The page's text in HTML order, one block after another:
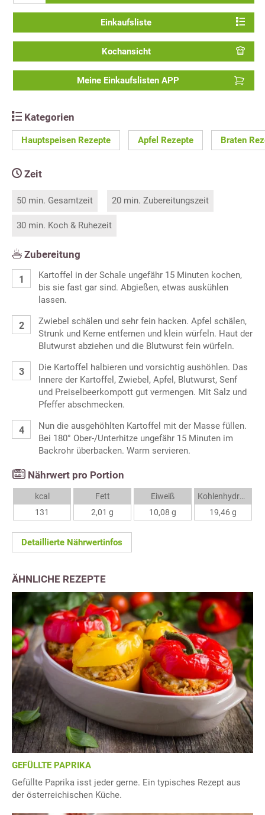
Einkaufsliste
Kochansicht
Meine Einkaufslisten APP
Kategorien
Hauptspeisen Rezepte Apfel Rezepte Braten
Zeit
50 min. Gesamtzeit 20 min. Zubereitungszeit
30 min. Koch & Ruhezeit
Zubereitung
Kartoffel in der Schale ungefähr 15 Minuten kochen,
bis sie fast gar sind. Abgießen, etwas auskühlen
lassen.
Zwiebel schälen und sehr fein hacken. Apfel schälen,
Strunk und Kerne entfernen und klein würfeln. Haut der
Blutwurst abziehen und die Blutwurst fein würfeln.
Die Kartoffel halbieren und vorsichtig aushöhlen. Das
Innere der Kartoffel, Zwiebel, Apfel, Blutwurst, Senf
und Preiselbeerkompott gut vermengen. Mit Salz und
Pfeffer abschmecken.
Nun die ausgehöhlten Kartoffel mit der Masse füllen.
Bei 180° Ober-/Unterhitze ungefähr 15 Minuten im
Backrohr überbacken. Warm servieren.
Nährwert pro Portion
kcal
131
Fett
2,01 g
Eiweiß
10,08 g
Kohlenhydrate
19,46 g
Detaillierte Nährwertinfos
ÄHNLICHE REZEPTE
GEFÜLLTE PAPRIKA
Gefüllte Paprika isst jeder gerne. Ein typisches Rezept aus
der österreichischen Küche.